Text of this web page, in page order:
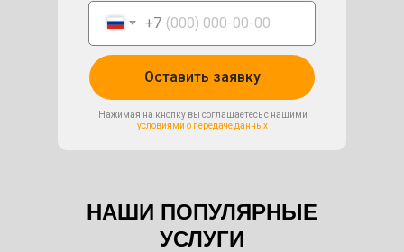
+7
Оставить заявку
Нажимая на кнопку вы соглашаетесь с нашими
условиями о передаче данных
НАШИ ПОПУЛЯРНЫЕ
УСЛУГИ